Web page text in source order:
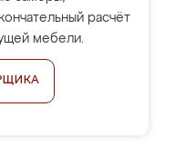
расчёт
мебели.